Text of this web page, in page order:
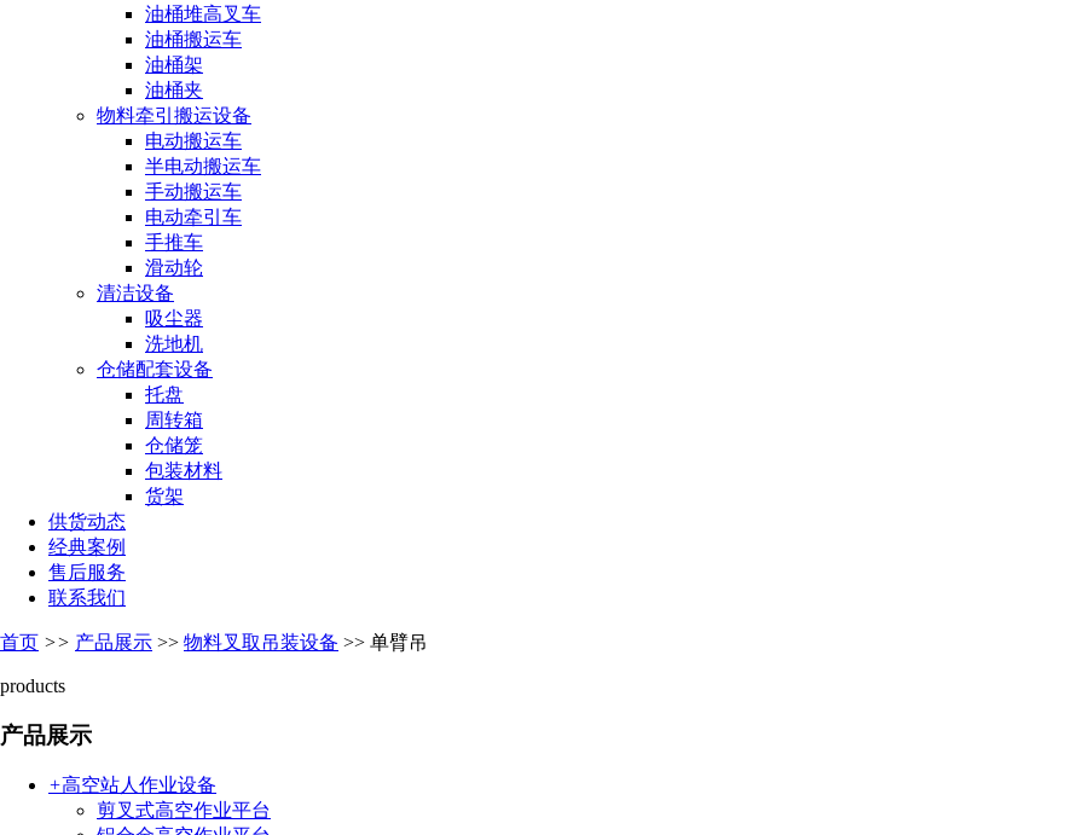
油桶堆高叉车
油桶搬运车
油桶架
油桶夹
物料牵引搬运设备
电动搬运车
半电动搬运车
手动搬运车
电动牵引车
手推车
滑动轮
清洁设备
吸尘器
洗地机
仓储配套设备
托盘
周转箱
仓储笼
包装材料
货架
供货动态
经典案例
售后服务
联系我们
首页 >> 产品展示 >> 物料叉取吊装设备 >> 单臂吊
products
产品展示
+高空站人作业设备
剪叉式高空作业平台